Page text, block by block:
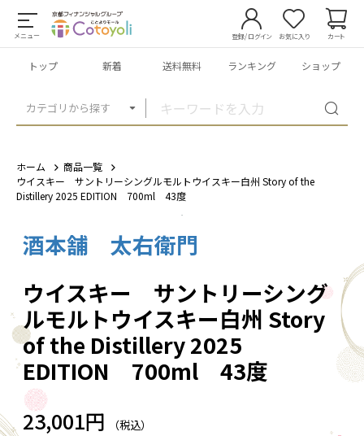
メニュー
カテゴリから探す
登録/ログイン お気に入り カート
トップ 新着 送料無料 ランキング ショップ
ホーム
商品一覧
ウイスキー サントリーシングルモルトウイスキー白州 Story of the
Distillery 2025 EDITION 700ml 43度
酒本舗 太右衛門
ウイスキー サントリーシング
ルモルトウイスキー白州 Story
of the Distillery 2025
EDITION 700ml 43度
23,001円 （税込）